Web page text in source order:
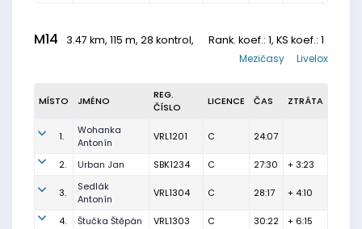
M14 3.47 km, 115 m, 28 kontrol, Rank. koef.: 1, KS koef.: 1
Livelox
Mezičasy
MÍSTO JMÉNO
REG.
ČÍSLO
LICENCE ČAS ZTRÁTA
1.
Wohanka
Antonín
VRL1201 C 24:07
2. Urban Jan SBK1234 C 27:30 + 3:23
3.
Sedlák
Antonín
VRL1304 C 28:17 + 4:10
4. Štučka Štěpán VRL1303 C 30:22
+ 6:15